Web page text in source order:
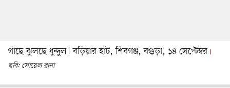
গাছে ঝুলছে ধুন্দুল। বড়িয়ার হাট, শিবগঞ্জ, বগুড়া, ১৪ সেপ্টেম্বর
ছবি: সোয়েল রানা